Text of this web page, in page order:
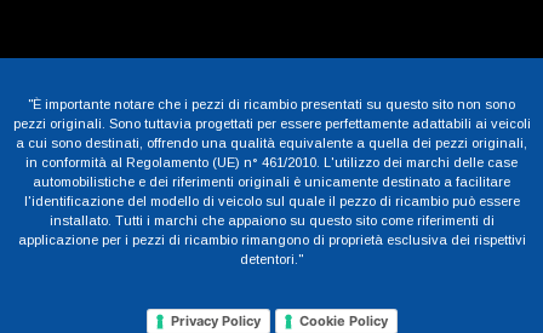
"È importante notare che i pezzi di ricambio presentati su questo sito non sono
pezzi originali. Sono tuttavia progettati per essere perfettamente adattabili ai veicoli
a cui sono destinati, offrendo una qualità equivalente a quella dei pezzi originali,
in conformità al Regolamento (UE) n° 461/2010. L'utilizzo dei marchi delle case
automobilistiche e dei riferimenti originali è unicamente destinato a facilitare
l'identificazione del modello di veicolo sul quale il pezzo di ricambio può essere
installato. Tutti i marchi che appaiono su questo sito come riferimenti di
applicazione per i pezzi di ricambio rimangono di proprietà esclusiva dei rispettivi
detentori."
Privacy Policy Cookie Policy